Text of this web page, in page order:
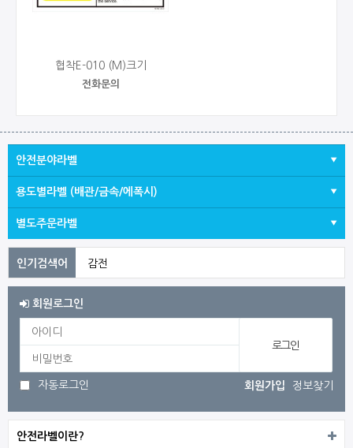
협착E-010 (M)크기
전화문의
안전분야라벨
용도별라벨 (배관/금속/에폭시)
별도주문라벨
감전
5
전기
1
회원로그인
자동로그인 회원가입 정보찾기
안전라벨이란?